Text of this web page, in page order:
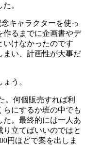
。
キャラクターを使っ
作るまでに企画書やデ
いけなかったのです
まい、計画性が大事だ
う。
。何個販売すれば利
にするか班の中でも
。最終的には一人あ
立てばいいのではと
円ほどで案を出しま